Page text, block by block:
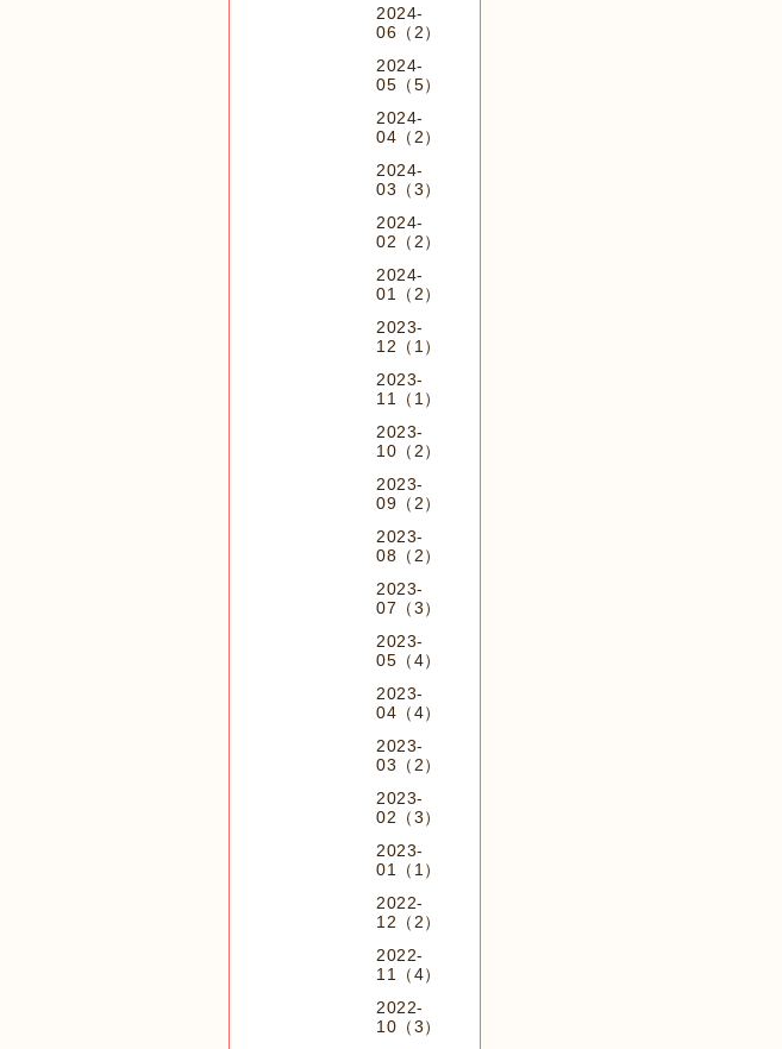
2024-
06（2）
2024-
05（5）
2024-
04（2）
2024-
03（3）
2024-
02（2）
2024-
01（2）
2023-
12（1）
2023-
11（1）
2023-
10（2）
2023-
09（2）
2023-
08（2）
2023-
07（3）
2023-
05（4）
2023-
04（4）
2023-
03（2）
2023-
02（3）
2023-
01（1）
2022-
12（2）
2022-
11（4）
2022-
10（3）